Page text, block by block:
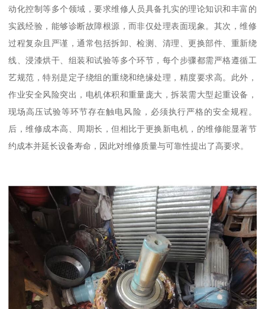
动化控制等多个领域，要求维修人员具备扎实的理论知识和丰富的
实践经验，能够诊断故障根源，而非仅处理表面现象。其次，维修
过程复杂且严谨，通常包括拆卸、检测、清理、更换部件、重新绕
线、浸漆烘干、组装和试验等多个环节，每个步骤都需严格遵循工
艺规范，特别是定子绕组的重绕和绝缘处理，精度要求高。此外，
作业安全风险突出，电机体积和重量庞大，拆装需大型起重设备，
现场高压试验等环节存在触电风险，必须执行严格的安全规程。
后，维修成本高、周期长，但相比于更换新电机，的维修能显著节
约成本并延长设备寿命，因此对维修质量与可靠性提出了高要求。